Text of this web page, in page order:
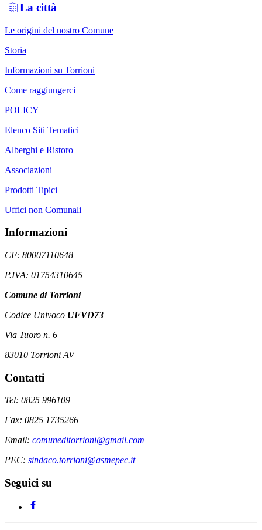
La città
Le origini del nostro Comune
Storia
Informazioni su Torrioni
Come raggiungerci
POLICY
Elenco Siti Tematici
Alberghi e Ristoro
Associazioni
Prodotti Tipici
Uffici non Comunali
Informazioni
CF: 80007110648
P.IVA: 01754310645
Comune di Torrioni
Codice Univoco UFVD73
Via Tuoro n. 6
83010 Torrioni AV
Contatti
Tel: 0825 996109
Fax: 0825 1735266
Email: comuneditorrioni@gmail.com
PEC: sindaco.torrioni@asmepec.it
Seguici su